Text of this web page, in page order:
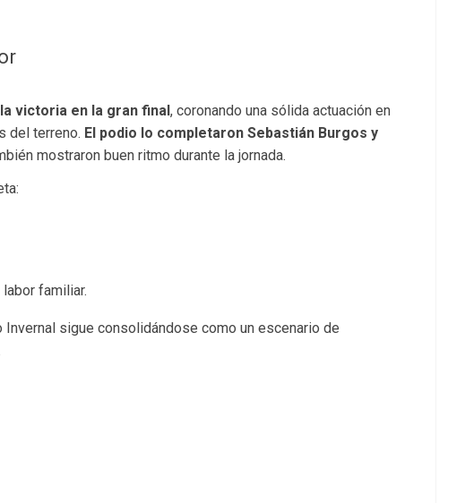
victoria en la gran final, coronando una sólida actuación en
del terreno. El podio lo completaron Sebastián Burgos y
mostraron buen ritmo durante la jornada.
familiar.
Invernal sigue consolidándose como un escenario de